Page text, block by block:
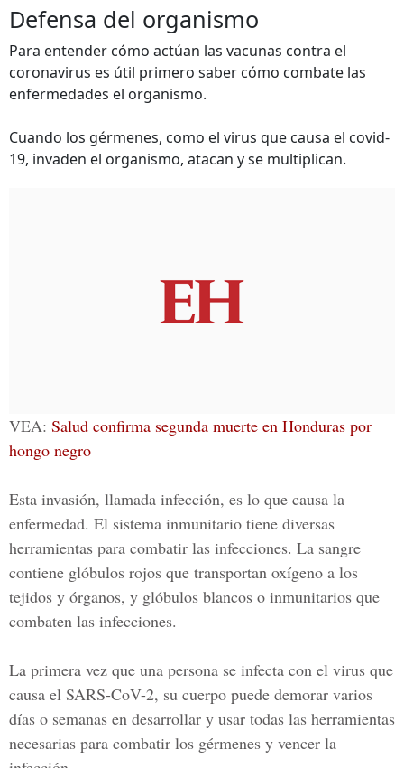
Defensa del organismo
Para entender cómo actúan las vacunas contra el
coronavirus es útil primero saber cómo combate las
enfermedades el organismo.
Cuando los gérmenes, como el virus que causa el covid-
19, invaden el organismo, atacan y se multiplican.
VEA: Salud confirma segunda muerte en Honduras por
hongo negro
Esta invasión, llamada infección, es lo que causa la
enfermedad. El sistema inmunitario tiene diversas
herramientas para combatir las infecciones. La sangre
contiene glóbulos rojos que transportan oxígeno a los
tejidos y órganos, y glóbulos blancos o inmunitarios que
combaten las infecciones.
La primera vez que una persona se infecta con el virus que
causa el SARS-CoV-2, su cuerpo puede demorar varios
días o semanas en desarrollar y usar todas las herramientas
necesarias para combatir los gérmenes y vencer la